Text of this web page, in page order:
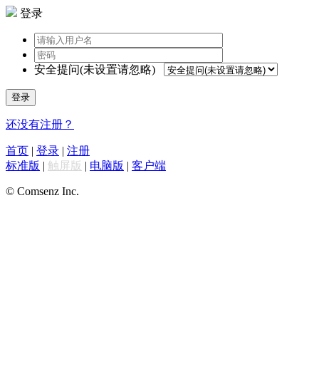
登录
安全提问(未设置请忽略)
登录
还没有注册？
首页 | 登录 | 注册
标准版 | 触屏版 | 电脑版 | 客户端
© Comsenz Inc.